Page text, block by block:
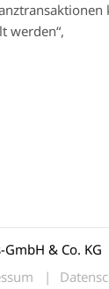
werden“,
& Co. KG